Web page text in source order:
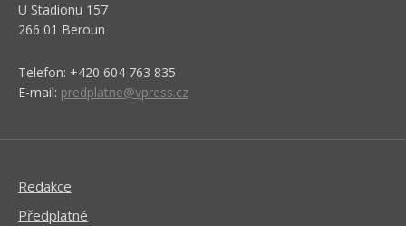
U Stadionu 157
266 01 Beroun
Telefon: +420 604 763 835
E-mail: predplatne@vpress.cz
Redakce
Předplatné